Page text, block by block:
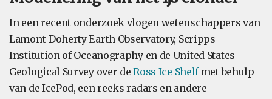
In een recent onderzoek vlogen wetenschappers van
Lamont-Doherty Earth Observatory, Scripps
Institution of Oceanography en de United States
Geological Survey over deRoss Ice Shelfmet behulp
van de IcePod, een reeks radars en andere